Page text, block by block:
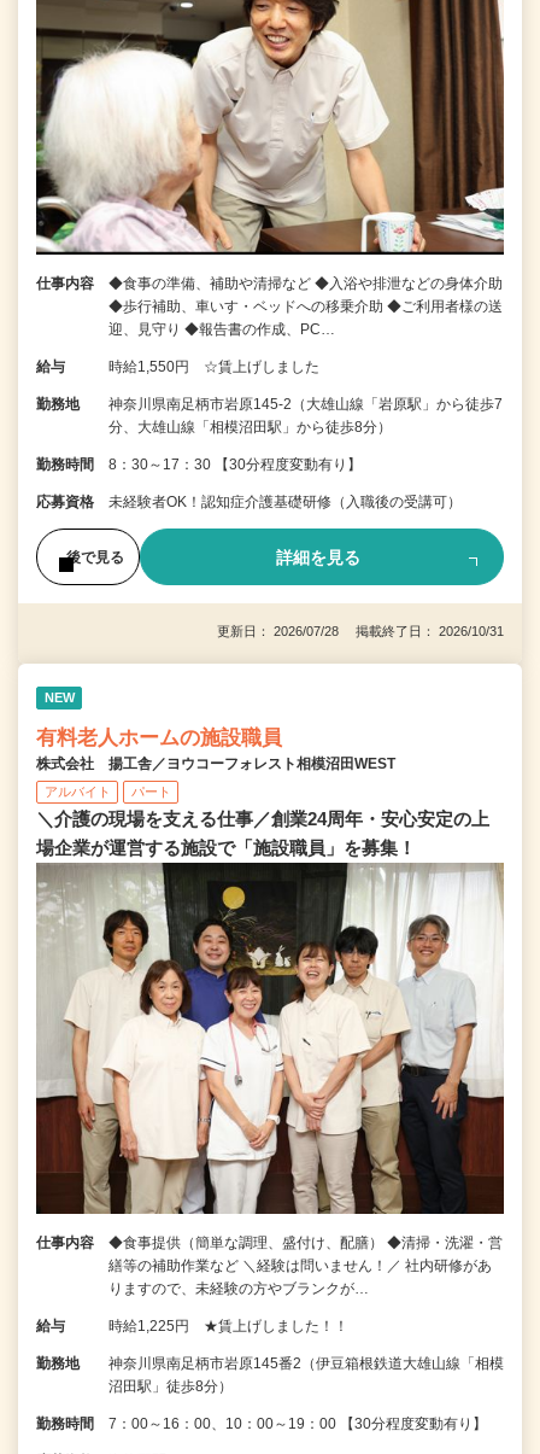
仕事内容
◆食事の準備、補助や清掃など ◆入浴や排泄などの身体介助
◆歩行補助、車いす・ベッドへの移乗介助 ◆ご利用者様の送
迎、見守り ◆報告書の作成、PC…
給与 時給1,550円 ☆賃上げしました
勤務地
神奈川県南足柄市岩原145-2（大雄山線「岩原駅」から徒歩7
分、大雄山線「相模沼田駅」から徒歩8分）
勤務時間 8：30～17：30 【30分程度変動有り】
応募資格 未経験者OK！認知症介護基礎研修（入職後の受講可）
後で見る 詳細を見る
更新日： 2026/07/28 掲載終了日： 2026/10/31
NEW
有料老人ホームの施設職員
株式会社 揚工舎／ヨウコーフォレスト相模沼田WEST
アルバイト パート
＼介護の現場を支える仕事／創業24周年・安心安定の上
場企業が運営する施設で「施設職員」を募集！
仕事内容
◆食事提供（簡単な調理、盛付け、配膳） ◆清掃・洗濯・営
繕等の補助作業など ＼経験は問いません！／ 社内研修があ
りますので、未経験の方やブランクが…
給与 時給1,225円 ★賃上げしました！！
勤務地
神奈川県南足柄市岩原145番2（伊豆箱根鉄道大雄山線「相模
沼田駅」徒歩8分）
勤務時間 7：00～16：00、10：00～19：00 【30分程度変動有り】